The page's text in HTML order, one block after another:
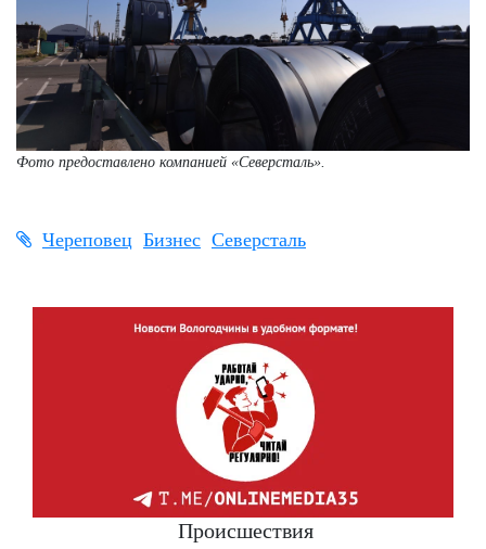
Фото предоставлено компанией «Северсталь».
Череповец Бизнес Северсталь
Происшествия